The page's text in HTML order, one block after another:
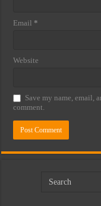
Email *
Website
Save my name, email,
comment.